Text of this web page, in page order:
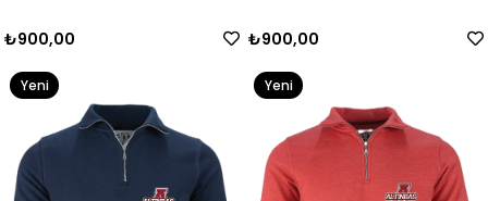
₺900,00 ₺900,00
Yeni
Yeni